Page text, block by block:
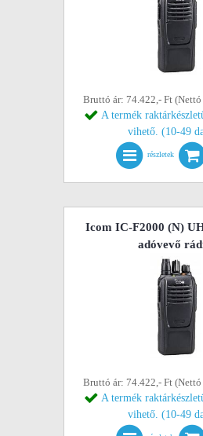
Bruttó ár: 74.422,- Ft
A termék
vihető. (10-49
részletek
Icom IC-F2000 (N)
adóvevő
Bruttó ár: 74.422,- Ft
A termék
vihető. (10-49